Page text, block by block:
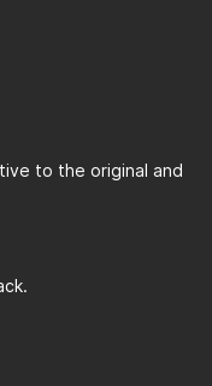
to the original and